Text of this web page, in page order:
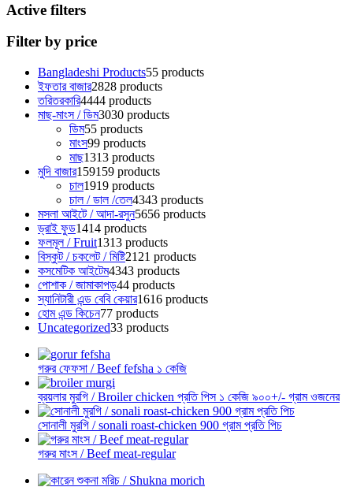
Active filters
Filter by price
Bangladeshi Products55 products
ইফতার বাজার2828 products
তরিতরকারি4444 products
মাছ-মাংস / ডিম3030 products
ডিম55 products
মাংস99 products
মাছ1313 products
মুদি বাজার159159 products
চাল1919 products
চাল / ডাল /তেল4343 products
মসলা আইটে / আদা-রসুন5656 products
ড্রাই ফুড1414 products
ফলমূল / Fruit1313 products
বিস্কুট / চকলেট / মিষ্টি21 21 products
কসমেটিক আইটেম4343 products
পোশাক / জামাকাপড়44 products
স্যানিটারী এন্ড বেবি কেয়ার1616 products
হোম এন্ড কিচেন77 products
Uncategorized33 products
গরুর ফেফসা / Beef fefsha ১ কেজি
ব্রয়লার মুরগি / Broiler chicken প্রতি পিস ১ কেজি ৯০০+/- গ্রাম ওজনের
সোনালী মুরগি / sonali roast-chicken 900 গ্রাম প্রতি পিচ
গরুর মাংস / Beef meat-regular